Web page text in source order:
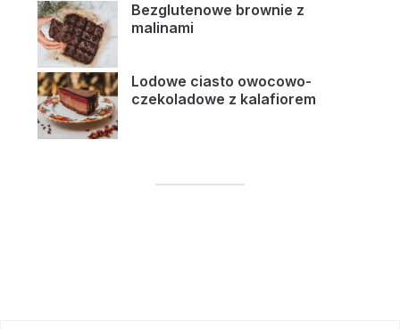
Bezglutenowe brownie z
malinami
Lodowe ciasto owocowo-
czekoladowe z kalafiorem